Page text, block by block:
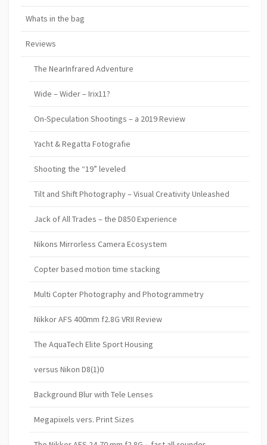
Whats in the bag
Reviews
The NearInfrared Adventure
Wide – Wider – Irix11?
On-Speculation Shootings – a 2019 Review
Yacht & Regatta Fotografie
Shooting the “19” leveled
Tilt and Shift Photography – Visual Creativity Unleashed
Jack of All Trades – the D850 Experience
Nikons Mirrorless Camera Ecosystem
Copter based motion time stacking
Multi Copter Photography and Photogrammetry
Nikkor AFS 400mm f2.8G VRII Review
The AquaTech Elite Sport Housing
versus Nikon D8(1)0
Background Blur with Tele Lenses
Megapixels vers. Print Sizes